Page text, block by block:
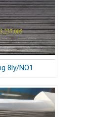
8ly/NO1